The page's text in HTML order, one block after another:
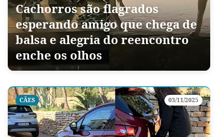
Cachorros são flagrados
esperando amigo que chega de
balsa e alegria do reencontro
enche os olhos
CÃES 03/11/2025